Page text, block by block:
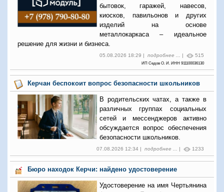
бытовок, гаражей, навесов,
киосков, павильонов и других
изделий на основе
металлокаркаса – идеальное
решение для жизни и бизнеса.
05.08.2026 18:29 | подробнее ... | 515
ИП Седов О. И. ИНН 911100036130
Керчан беспокоит вопрос безопасности школьников
В родительских чатах, а также в
различных группах социальных
сетей и мессенджеров активно
обсуждается вопрос обеспечения
безопасности школьников.
07.08.2026 12:34 | подробнее ... | 1233
Бюро находок Керчи: найдено удостоверение
Удостоверение на имя Чертьянина